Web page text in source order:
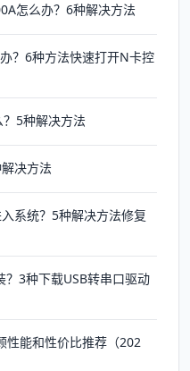
怎么办？6种解决方法
？6种方法快速打开N卡控
5种解决方法
决方法
系统？5种解决方法修复
？3种下载USB转串口驱动
性能和性价比推荐（202